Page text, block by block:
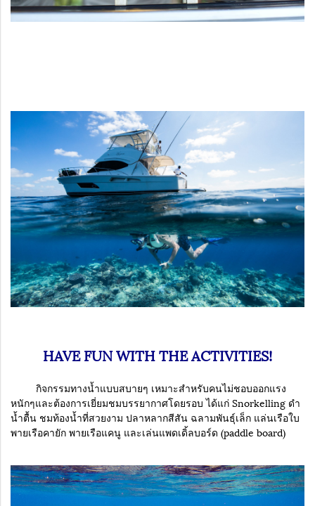
HAVE FUN WITH THE ACTIVITIES!
กิจกรรมทางน้ำแบบสบายๆ เหมาะสำหรับคนไม่ชอบออกแรง
หนักๆและต้องการเยี่ยมชมบรรยากาศโดยรอบ ได้แก่ Snorkelling ดำ
น้ำตื้น ชมท้องน้ำที่สวยงาม ปลาหลากสีสัน ฉลามพันธุ์เล็ก แล่นเรือใบ
พายเรือคายัก พายเรือแคนู และเล่นแพดเดิ้ลบอร์ด (paddle board)